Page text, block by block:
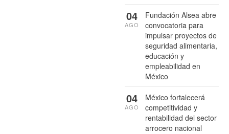
Fundación Alsea abre
convocatoria para
impulsar proyectos de
seguridad alimentaria,
educación y
empleabilidad en
México
04
AGO
México fortalecerá
competitividad y
rentabilidad del sector
arrocero nacional
04
AGO